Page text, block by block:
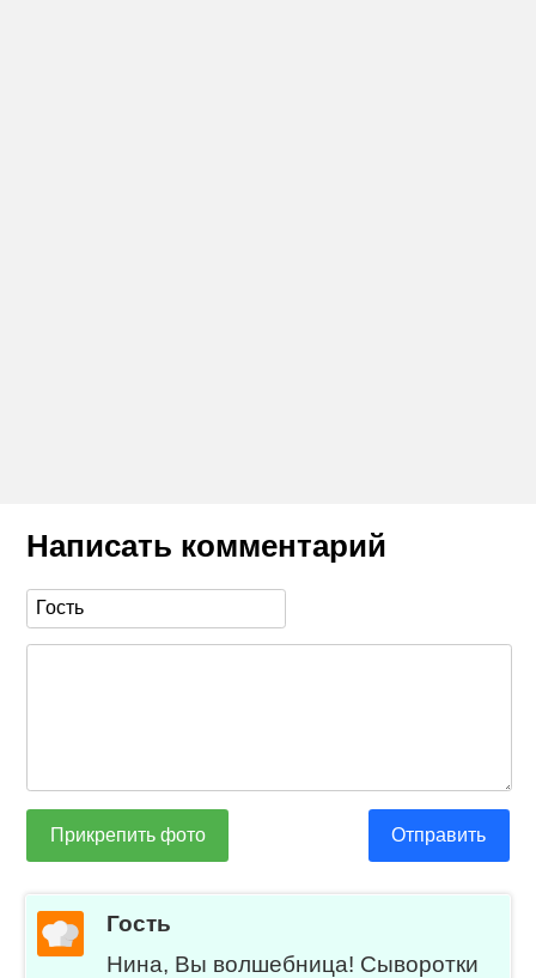
Написать комментарий
Прикрепить фото Отправить
Гость
Нина, Вы волшебница! Сыворотки